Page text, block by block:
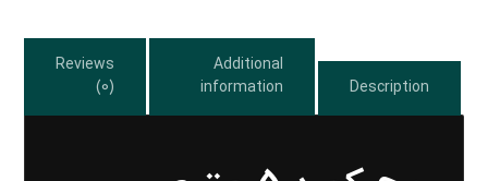
Description
Additional
information
Reviews
(0)